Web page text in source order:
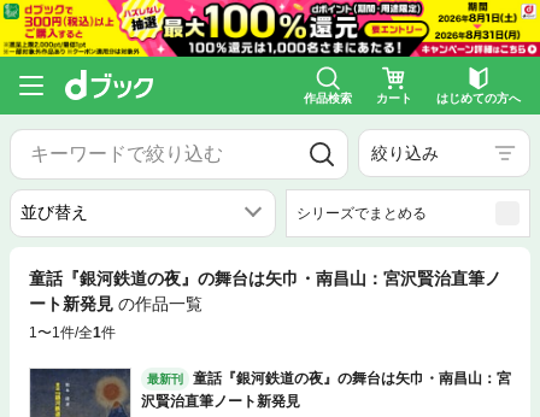
作品検索 カート はじめての方へ
絞り込み
シリーズでまとめる
童話『銀河鉄道の夜』の舞台は矢巾・南昌山：宮沢賢治直筆ノ
ート新発見 の作品一覧
1〜1件/全1件
最新刊
童話『銀河鉄道の夜』の舞台は矢巾・南昌山：宮
沢賢治直筆ノート新発見